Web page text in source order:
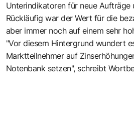
Unterindikatoren für neue Aufträge
Rückläufig war der Wert für die
aber immer noch auf einem sehr
"Vor diesem Hintergrund wundert
Marktteilnehmer auf
Notenbank setzen", schreibt